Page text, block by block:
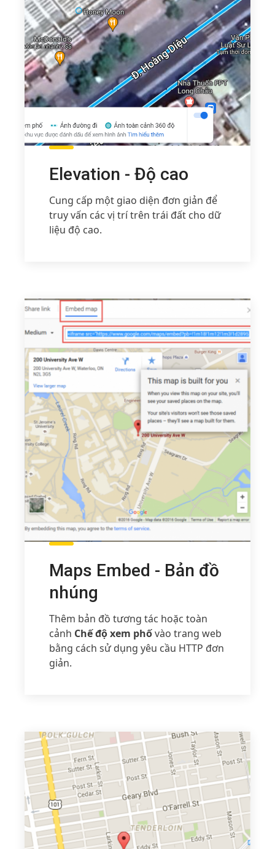
Elevation - Độ cao
Cung cấp một giao diện đơn giản để
truy vấn các vị trí trên trái đất cho dữ
liệu độ cao.
Maps Embed - Bản đồ
nhúng
Thêm bản đồ tương tác hoặc toàn
cảnh Chế độ xem phốvào trang web
bằng cách sử dụng yêu cầu HTTP đơn
giản.